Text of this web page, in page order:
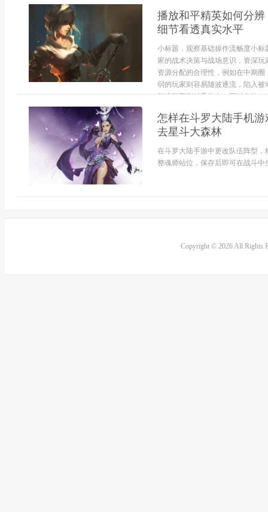
播放和平精英如何分
细节看透真实水平
小标题，观察基础操作流畅度小
家的战术决策与战场意识，资深
资源分配的合理性，例如在中期
弱的玩家则容易随波逐流，陷入
能准确预判对手动向，可以有效...
怎样在斗罗大陆手机
去星斗大森林
在斗罗大陆手游中更改队伍阵型
整魂师站位，保存后即可在战斗
Copyright © 2026 All Rights